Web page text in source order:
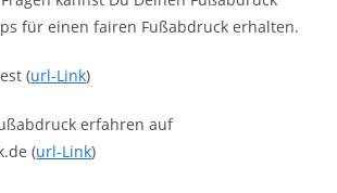
für einen fairen Fußabdruck erhalten.
(url-Link)
erfahren auf
(url-Link)